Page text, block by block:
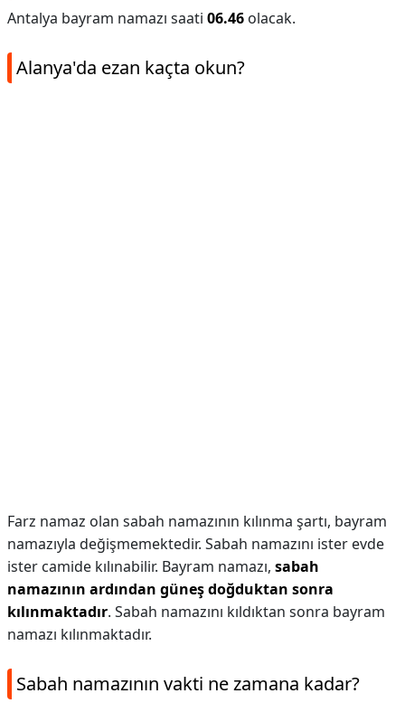
Antalya bayram namazı saati 06.46 olacak.
Alanya'da ezan kaçta okun?
Farz namaz olan sabah namazının kılınma şartı, bayram
namazıyla değişmemektedir. Sabah namazını ister evde
ister camide kılınabilir. Bayram namazı, sabah
namazının ardından güneş doğduktan sonra
kılınmaktadır. Sabah namazını kıldıktan sonra bayram
namazı kılınmaktadır.
Sabah namazının vakti ne zamana kadar?